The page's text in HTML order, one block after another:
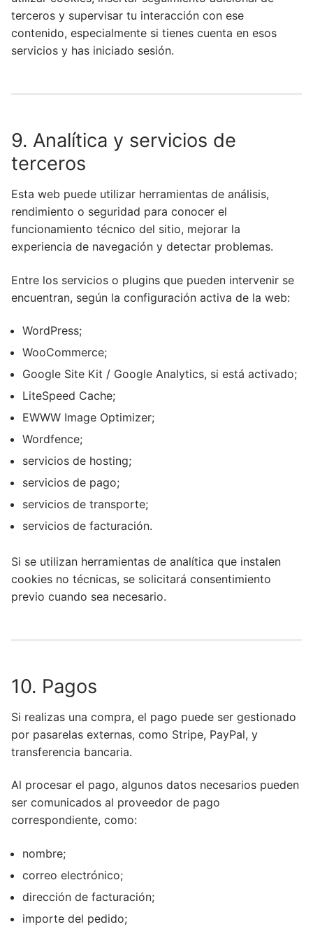
terceros y supervisar tu interacción con ese
contenido, especialmente si tienes cuenta en esos
servicios y has iniciado sesión.
9. Analítica y servicios de
terceros
Esta web puede utilizar herramientas de análisis,
rendimiento o seguridad para conocer el
funcionamiento técnico del sitio, mejorar la
experiencia de navegación y detectar problemas.
Entre los servicios o plugins que pueden intervenir se
encuentran, según la configuración activa de la web:
WordPress;
WooCommerce;
Google Site Kit / Google Analytics, si está activado;
LiteSpeed Cache;
EWWW Image Optimizer;
Wordfence;
servicios de hosting;
servicios de pago;
servicios de transporte;
servicios de facturación.
Si se utilizan herramientas de analítica que instalen
cookies no técnicas, se solicitará consentimiento
previo cuando sea necesario.
10. Pagos
Si realizas una compra, el pago puede ser gestionado
por pasarelas externas, como Stripe, PayPal, y
transferencia bancaria.
Al procesar el pago, algunos datos necesarios pueden
ser comunicados al proveedor de pago
correspondiente, como:
nombre;
correo electrónico;
dirección de facturación;
importe del pedido;